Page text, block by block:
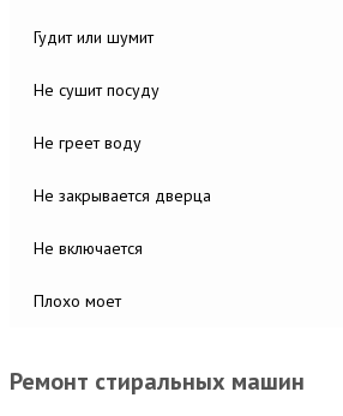
Гудит или шумит
Не сушит посуду
Не греет воду
Не закрывается дверца
Не включается
Плохо моет
Ремонт стиральных машин